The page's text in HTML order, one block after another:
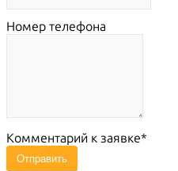
Номер телефона
Комментарий к заявке
Отправить